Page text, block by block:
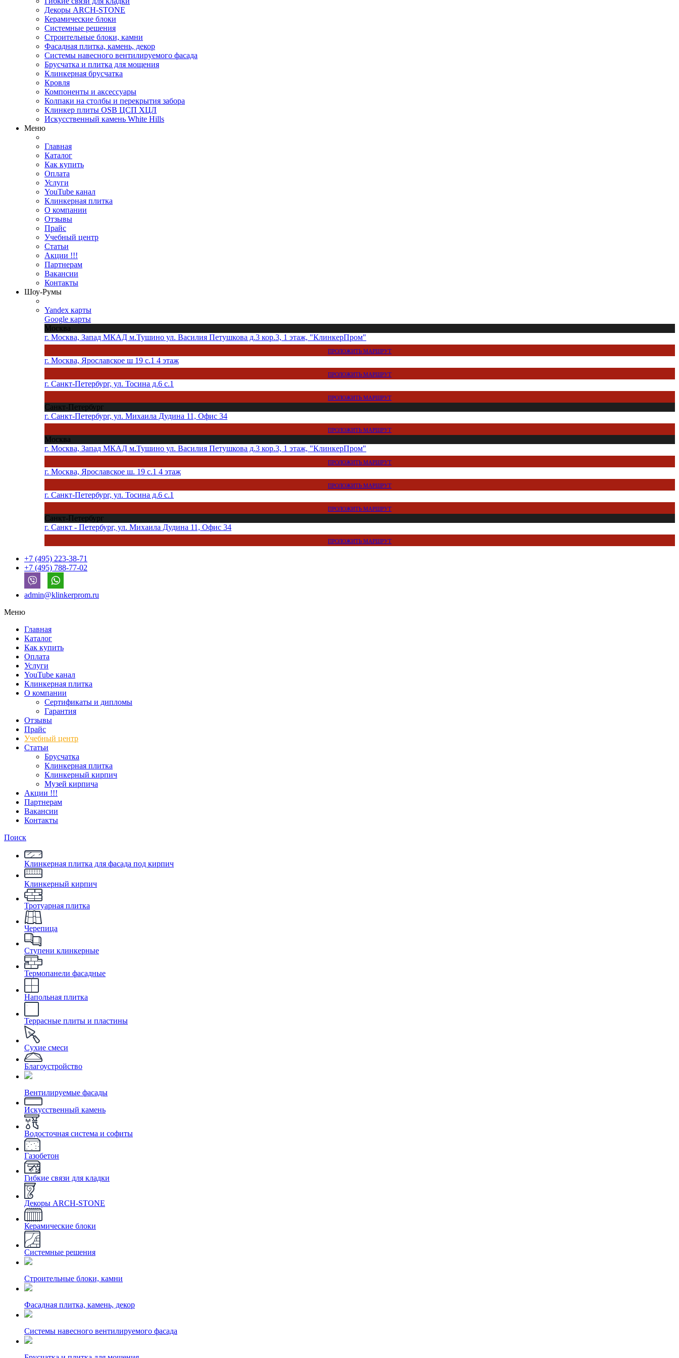
Декоры ARCH-STONE
Керамические блоки
Системные решения
Строительные блоки, камни
Фасадная плитка, камень, декор
Системы навесного вентилируемого фасада
Брусчатка и плитка для мощения
Клинкерная брусчатка
Кровля
Компоненты и аксессуары
Колпаки на столбы и перекрытия забора
Клинкер плиты OSB ЦСП ХЦЛ
Искусственный камень White Hills
Меню
Главная
Каталог
Как купить
Оплата
Услуги
YouTube канал
Клинкерная плитка
О компании
Отзывы
Прайс
Учебный центр
Статьи
Акции !!!
Партнерам
Вакансии
Контакты
Шоу-Румы
Yandex карты
Google карты
Москва
г. Москва, Запад МКАД м.Тушино ул. Василия Петушкова д.3 кор.3, 1 этаж, "КлинкерПром"
ПРОЛОЖИТЬ МАРШРУТ
г. Москва, Ярославское ш 19 с.1 4 этаж
ПРОЛОЖИТЬ МАРШРУТ
г. Санкт-Петербург, ул. Тосина д.6 с.1
ПРОЛОЖИТЬ МАРШРУТ
Санкт-Петербург
г. Санкт-Петербург, ул. Михаила Дудина 11, Офис 34
ПРОЛОЖИТЬ МАРШРУТ
Москва
г. Москва, Запад МКАД м.Тушино ул. Василия Петушкова д.3 кор.3, 1 этаж, "КлинкерПром"
ПРОЛОЖИТЬ МАРШРУТ
г. Москва, Ярославское ш. 19 с.1 4 этаж
ПРОЛОЖИТЬ МАРШРУТ
г. Санкт-Петербург, ул. Тосина д.6 с.1
ПРОЛОЖИТЬ МАРШРУТ
Санкт-Петербург
г. Санкт - Петербург, ул. Михаила Дудина 11, Офис 34
ПРОЛОЖИТЬ МАРШРУТ
+7 (495) 223-38-71
+7 (495) 788-77-02
admin@klinkerprom.ru
Меню
Главная
Каталог
Как купить
Оплата
Услуги
YouTube канал
Клинкерная плитка
О компании
Сертификаты и дипломы
Гарантия
Отзывы
Прайс
Учебный центр
Статьи
Брусчатка
Клинкерная плитка
Клинкерный кирпич
Музей кирпича
Акции !!!
Партнерам
Вакансии
Контакты
Поиск
Клинкерная плитка для фасада под кирпич
Клинкерный кирпич
Тротуарная плитка
Черепица
Ступени клинкерные
Термопанели фасадные
Напольная плитка
Террасные плиты и пластины
Сухие смеси
Благоустройство
Вентилируемые фасады
Искусственный камень
Водосточная система и софиты
Газобетон
Гибкие связи для кладки
Декоры ARCH-STONE
Керамические блоки
Системные решения
Строительные блоки, камни
Фасадная плитка, камень, декор
Системы навесного вентилируемого фасада